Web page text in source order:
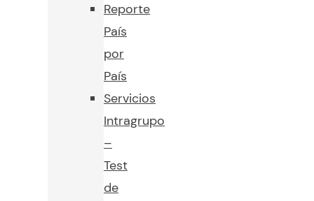
Reporte
País
por
País
Servicios
Intragrupo
–
Test
de